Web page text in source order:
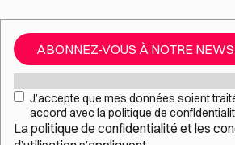
ABONNEZ-VOUS À NOTRE
Mail*
RGPD*
J’accepte que mes données soient
accord avec la politique de
Lapolitique de confidentialité et les